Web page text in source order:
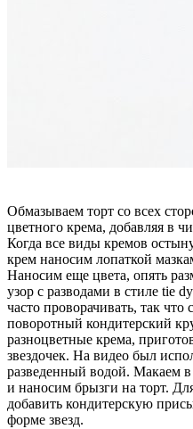
Обмазываем торт со всех
цветного крема, добавляя в
Когда все виды кремов
крем наносим лопаткой
Наносим еще цвета, опять
узор с разводами в стиле tie
часто проворачивать, так что
поворотный кондитерский
разноцветные крема,
звездочек. На видео был
разведенный водой. Макаем
и наносим брызги на торт.
добавить кондитерскую
форме звезд.